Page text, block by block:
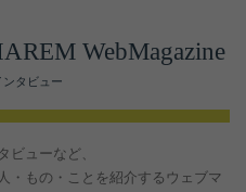
WebMagazine
ンタビュー
ビューなど、
・もの・ことを紹介するウェブマ